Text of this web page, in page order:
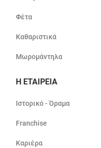
Φέτα
Καθαριστικά
Μωρομάντηλα
Η ΕΤΑΙΡΕΙΑ
Ιστορικό - Όραμα
Franchise
Καριέρα